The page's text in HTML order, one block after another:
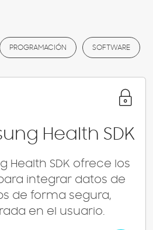
PROGRAMACIÓN SOFTWARE
Health SDK
Health SDK ofrece los
integrar datos de
de forma segura,
en el usuario.